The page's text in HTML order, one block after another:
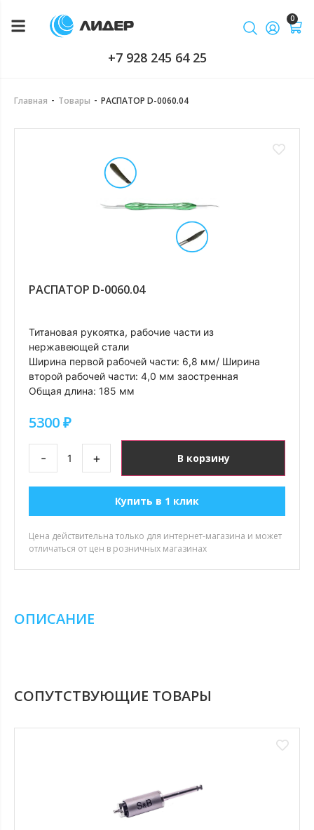
0
+7 928 245 64 25
Главная - Товары - РАСПАТОР D-0060.04
РАСПАТОР D-0060.04
Титановая рукоятка, рабочие части из
нержавеющей стали
Ширина первой рабочей части: 6,8 мм/ Ширина
второй рабочей части: 4,0 мм заостренная
Общая длина: 185 мм
5300₽
- + В корзину
Купить в 1 клик
Цена действительна только для интернет-магазина и может
отличаться от цен в розничных магазинах
ОПИСАНИЕ
СОПУТСТВУЮЩИЕ ТОВАРЫ